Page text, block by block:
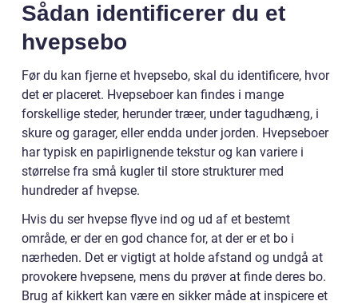
Sådan identificerer du et
hvepsebo
Før du kan fjerne et hvepsebo, skal du identificere, hvor
det er placeret. Hvepseboer kan findes i mange
forskellige steder, herunder træer, under tagudhæng, i
skure og garager, eller endda under jorden. Hvepseboer
har typisk en papirlignende tekstur og kan variere i
størrelse fra små kugler til store strukturer med
hundreder af hvepse.
Hvis du ser hvepse flyve ind og ud af et bestemt
område, er der en god chance for, at der er et bo i
nærheden. Det er vigtigt at holde afstand og undgå at
provokere hvepsene, mens du prøver at finde deres bo.
Brug af kikkert kan være en sikker måde at inspicere et